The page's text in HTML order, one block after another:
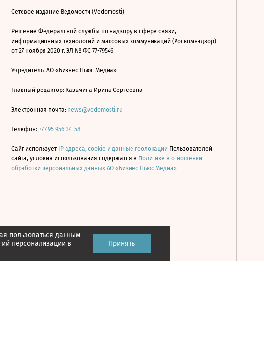
пользоваться данным
персонализации в
Принять
Сетевое издание Ведомости (Vedomosti)
Решение Федеральной службы по надзору в сфере связи,
информационных технологий и массовых коммуникаций (Роскомнадзор)
от 27 ноября 2020 г. ЭЛ № ФС 77-79546
Учредитель: АО «Бизнес Ньюс Медиа»
Главный редактор: Казьмина Ирина Сергеевна
Электронная почта: news@vedomosti.ru
Телефон: +7 495 956-34-58
Сайт использует IP адреса, cookie и данные геолокации Пользователей
сайта, условия использования содержатся в Политике в отношении
обработки персональных данных АО «Бизнес Ньюс Медиа»